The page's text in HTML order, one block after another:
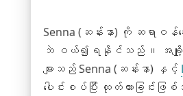
Senna (ဆန်းနာ) ကို ဆရာဝန်ဆ
ဘဲ ဝယ်၍ရနိုင်သည်။ အခ
များသည် Senna (ဆန်းနာ) နှင့်
ပေါင်းစပ်ပြီး ထုတ်ထားခြင်းဖ